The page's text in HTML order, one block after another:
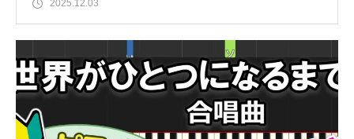
2025.12.03